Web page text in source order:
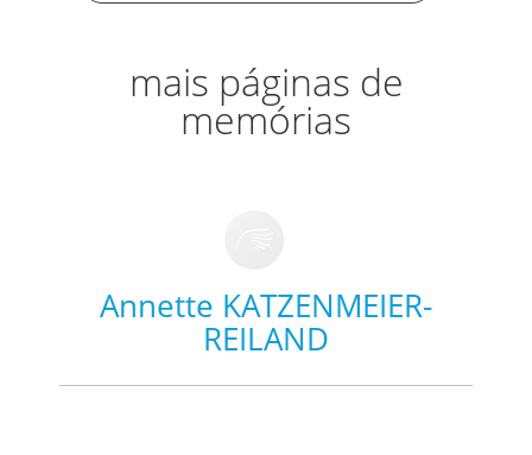
mais páginas de
memórias
Annette KATZENMEIER-
REILAND